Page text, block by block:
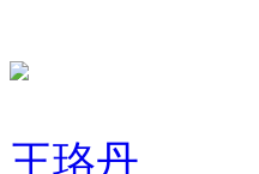
王珞丹